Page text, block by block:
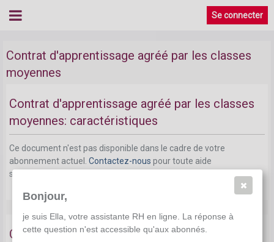
Se connecter
Contrat d'apprentissage agréé par les classes
moyennes
Contrat d'apprentissage agréé par les classes
moyennes: caractéristiques
Ce document n'est pas disponible dans le cadre de votre
abonnement actuel. Contactez-nous pour toute aide
supplémentaire.
Conditions à remplir par l'employeur dans le
Bonjour,
je suis Ella, votre assistante RH en ligne. La réponse à
cette question n'est accessible qu'aux abonnés.